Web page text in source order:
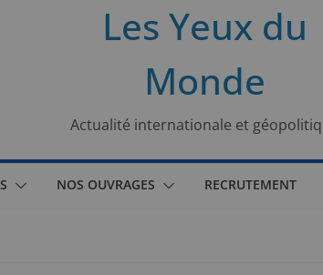
Les Yeux du
Monde
Actualité internationale et
NOS OUVRAGES RECRUTEMENT